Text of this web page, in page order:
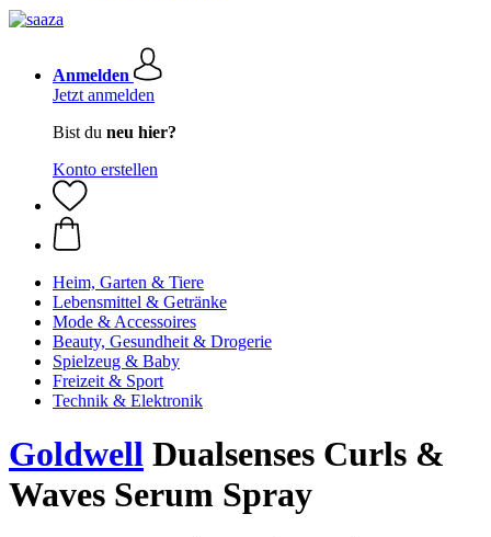
Anmelden
Jetzt anmelden
Bist du neu hier?
Konto erstellen
Heim, Garten & Tiere
Lebensmittel & Getränke
Mode & Accessoires
Beauty, Gesundheit & Drogerie
Spielzeug & Baby
Freizeit & Sport
Technik & Elektronik
Goldwell Dualsenses Curls &
Waves Serum Spray